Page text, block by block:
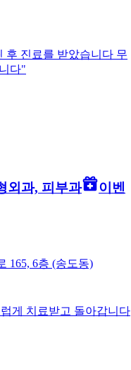
후 진료를 받았습니다 무
다"
외과, 피부과
이벤
165, 6층 (송도동)
게 치료받고 돌아갑니다